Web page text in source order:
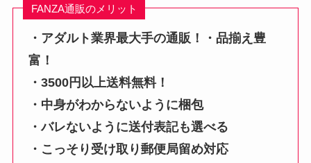
FANZA通販のメリット
・アダルト業界最大手の通販！・品揃え豊
富！
・3500円以上送料無料！
・中身がわからないように梱包
・バレないように送付表記も選べる
・こっそり受け取り郵便局留め対応